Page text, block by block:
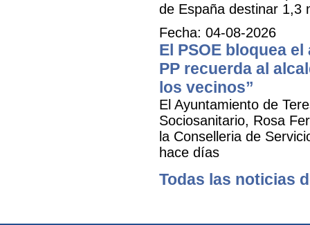
de España destinar 1,3
Fecha: 04-08-2026
El PSOE bloquea
PP recuerda al
los vecinos”
El Ayuntamiento de
Sociosanitario, Rosa
la Conselleria de
hace días
Todas las noticias